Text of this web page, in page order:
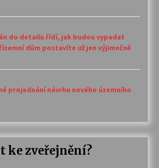
do detailu řídí, jak budou vypadat
dům postavíte už jen výjimečně
projednání návrhu nového územního
ke zveřejnění?